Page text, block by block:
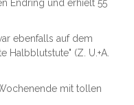
Endring und erhielt 55
ebenfalls auf dem
Halbblutstute" (Z. U.+A.
mit tollen